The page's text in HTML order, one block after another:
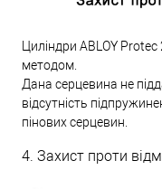
Циліндри ABLOY
методом.
Дана серцевина не
відсутність
пінових серцевин.
4. Захист проти